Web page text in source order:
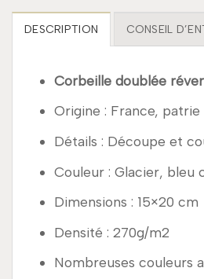
DESCRIPTION CONSEIL
Corbeille doublée
Origine : France,
Détails : Découpe et
Couleur : Glacier, bleu
Dimensions : 15×20 cm
Densité : 270g/m2
Nombreuses couleurs